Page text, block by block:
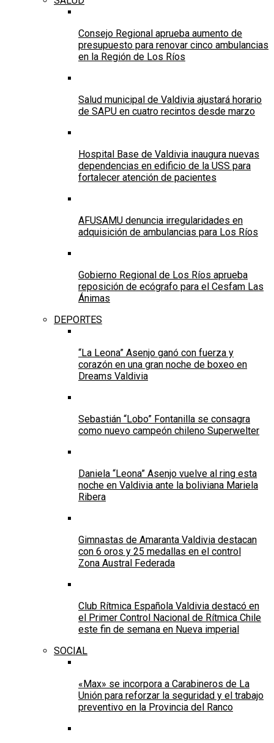
Consejo Regional aprueba aumento de
presupuesto para renovar cinco ambulancias
en la Región de Los Ríos
Salud municipal de Valdivia ajustará horario
de SAPU en cuatro recintos desde marzo
Hospital Base de Valdivia inaugura nuevas
dependencias en edificio de la USS para
fortalecer atención de pacientes
AFUSAMU denuncia irregularidades en
adquisición de ambulancias para Los Ríos
Gobierno Regional de Los Ríos aprueba
reposición de ecógrafo para el Cesfam Las
Ánimas
DEPORTES
“La Leona” Asenjo ganó con fuerza y
corazón en una gran noche de boxeo en
Dreams Valdivia
Sebastián “Lobo” Fontanilla se consagra
como nuevo campeón chileno Superwelter
Daniela “Leona” Asenjo vuelve al ring esta
noche en Valdivia ante la boliviana Mariela
Ribera
Gimnastas de Amaranta Valdivia destacan
con 6 oros y 25 medallas en el control
Zona Austral Federada
Club Rítmica Española Valdivia destacó en
el Primer Control Nacional de Rítmica Chile
este fin de semana en Nueva imperial
SOCIAL
«Max» se incorpora a Carabineros de La
Unión para reforzar la seguridad y el trabajo
preventivo en la Provincia del Ranco